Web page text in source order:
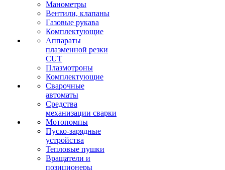
Манометры
Вентили, клапаны
Газовые рукава
Комплектующие
Аппараты
плазменной резки
CUT
Плазмотроны
Комплектующие
Сварочные
автоматы
Средства
механизации сварки
Мотопомпы
Пуско-зарядные
устройства
Тепловые пушки
Вращатели и
позиционеры